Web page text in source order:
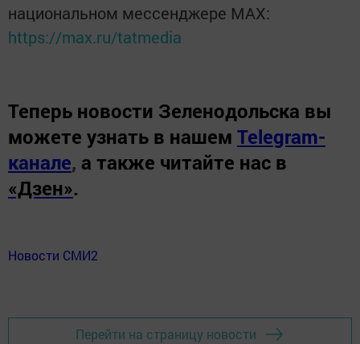
национальном мессенджере MАХ:
https://max.ru/tatmedia
Теперь новости Зеленодольска вы
можете узнать в нашем Telegram-
канале, а также читайте нас в
«Дзен».
Новости СМИ2
Перейти на страницу новости